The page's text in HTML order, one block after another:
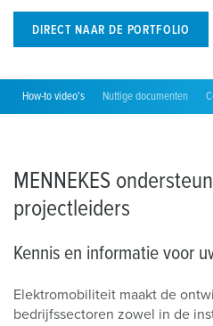
DIRECT NAAR DE PORTFOLIO
How-to video's Nuttige documenten
MENNEKES
projectleiders
Kennis en informatie voor
Elektromobiliteit maakt de
bedrijfssectoren zowel in de